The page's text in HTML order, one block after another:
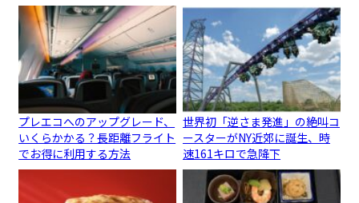
プレエコへのアップグレード、
いくらかかる？長距離フライト
でお得に利用する方法
世界初「逆さま発進」の絶叫コ
ースターがNY近郊に誕生、時
速161キロで急降下